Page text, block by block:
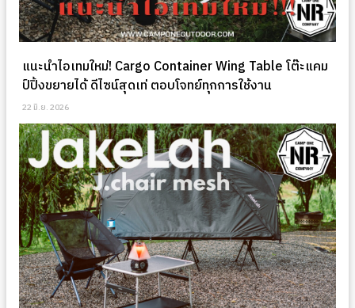
แนะนำไอเทมใหม่! Cargo Container Wing Table โต๊ะแคม
ป์ปิ้งขยายได้ ดีไซน์สุดเท่ ตอบโจทย์ทุกการใช้งาน
22 มิ.ย. 2026